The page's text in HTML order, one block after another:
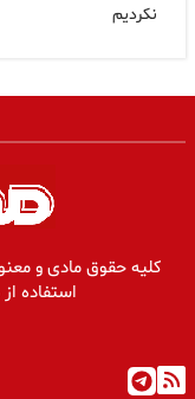
نکردیم
کلیه حقوق مادی و
استفاده